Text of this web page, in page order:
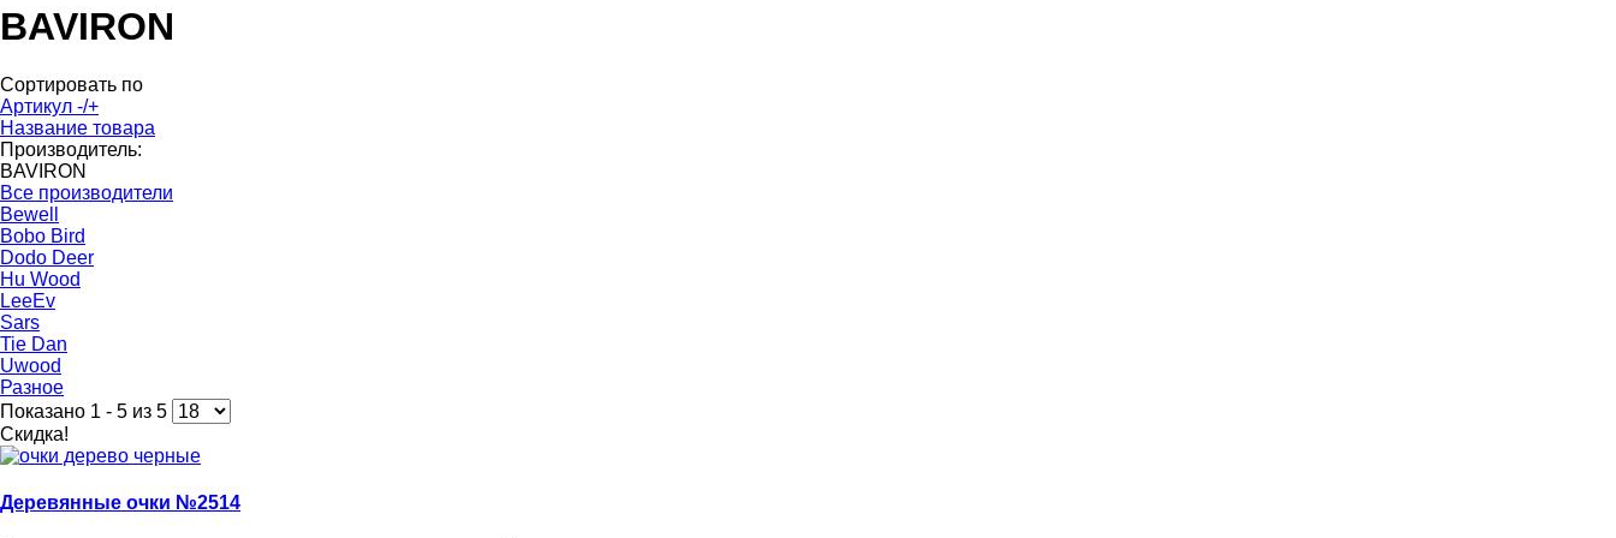
BAVIRON
Сортировать по
Артикул -/+
Название товара
Производитель:
BAVIRON
Все производители
Bewell
Bobo Bird
Dodo Deer
Hu Wood
LeeEv
Sars
Tie Dan
Uwood
Разное
Показано 1 - 5 из 5
Скидка!
Деревянные очки №2514